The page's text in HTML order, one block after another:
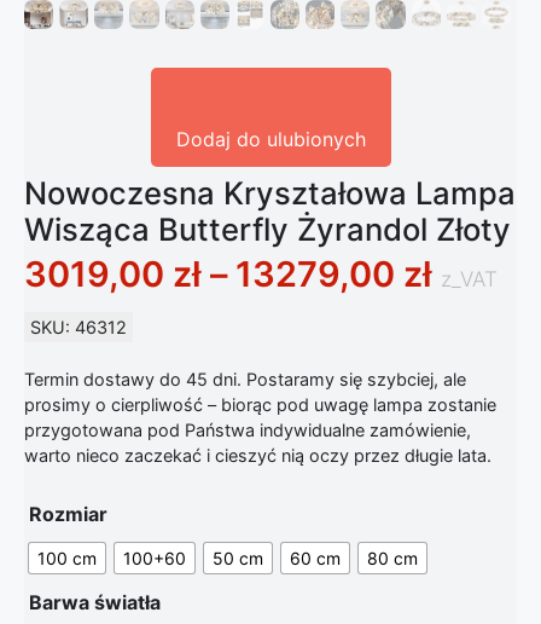
Dodaj do ulubionych
Nowoczesna Kryształowa Lampa
Wisząca Butterfly Żyrandol Złoty
3019,00 zł – 13279,00 zł z_VAT
SKU: 46312
Termin dostawy do 45 dni. Postaramy się szybciej, ale
prosimy o cierpliwość – biorąc pod uwagę lampa zostanie
przygotowana pod Państwa indywidualne zamówienie,
warto nieco zaczekać i cieszyć nią oczy przez długie lata.
Rozmiar
100 cm 100+60 50 cm 60 cm 80 cm
Barwa światła